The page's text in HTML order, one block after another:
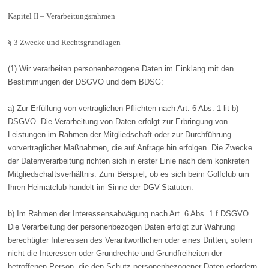
Kapitel II – Verarbeitungsrahmen
§ 3 Zwecke und Rechtsgrundlagen
(1) Wir verarbeiten personenbezogene Daten im Einklang mit den
Bestimmungen der DSGVO und dem BDSG:
a) Zur Erfüllung von vertraglichen Pflichten nach Art. 6 Abs. 1 lit b)
DSGVO. Die Verarbeitung von Daten erfolgt zur Erbringung von
Leistungen im Rahmen der Mitgliedschaft oder zur Durchführung
vorvertraglicher Maßnahmen, die auf Anfrage hin erfolgen. Die Zwecke
der Datenverarbeitung richten sich in erster Linie nach dem konkreten
Mitgliedschaftsverhältnis. Zum Beispiel, ob es sich beim Golfclub um
Ihren Heimatclub handelt im Sinne der DGV-Statuten.
b) Im Rahmen der Interessensabwägung nach Art. 6 Abs. 1 f DSGVO.
Die Verarbeitung der personenbezogen Daten erfolgt zur Wahrung
berechtigter Interessen des Verantwortlichen oder eines Dritten, sofern
nicht die Interessen oder Grundrechte und Grundfreiheiten der